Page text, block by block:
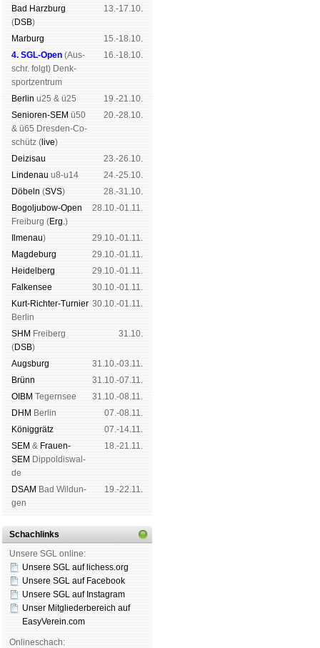
Bad Harz­burg
(DSB)
13.-17.10.
Mar­burg
15.-18.10.
4. SGL-Open (Aus­
schr. folgt) Denk­
sport­zen­trum
16.-18.10.
Ber­lin u25 & ü25
19.-21.10.
Senioren-SEM ü50
& ü65 Dres­den-Co­
schütz ( live)
20.-28.10.
Dei­zi­sau
23.-26.10.
Lin­de­nau u8-u14
24.-25.10.
Dö­beln (SVS)
28.-31.10.
Bogoljubow-Open
Frei­burg (Erg.)
28.10.-01.11.
Il­me­nau)
29.10.-01.11.
Mag­de­burg
29.10.-01.11.
Hei­del­berg
29.10.-01.11.
Fal­ken­see
30.10.-01.11.
Kurt-Rich­ter-Tur­nier
Ber­lin
30.10.-01.11.
SHM Frei­berg
(DSB)
31.10.
Augs­burg
31.10.-03.11.
Brünn
31.10.-07.11.
OIBM Tegern­see
31.10.-08.11.
DHM Ber­lin
07.-08.11.
König­grätz
07.-14.11.
SEM & Frauen-
SEM Dip­pol­dis­wal­
de
18.-21.11.
DSAM Bad Wil­dun­
gen
19.-22.11.
Schachlinks
Unsere SGL online:
Unsere SGL auf li­chess.org
Unsere SGL auf Face­book
Unsere SGL auf Insta­gram
Unser Mitgliederbereich auf
EasyVerein.com
Onlineschach: